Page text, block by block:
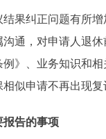
纠正问题有所增
通，对申请人退
》、业务知识和
相似申请不再出现
报告的事项